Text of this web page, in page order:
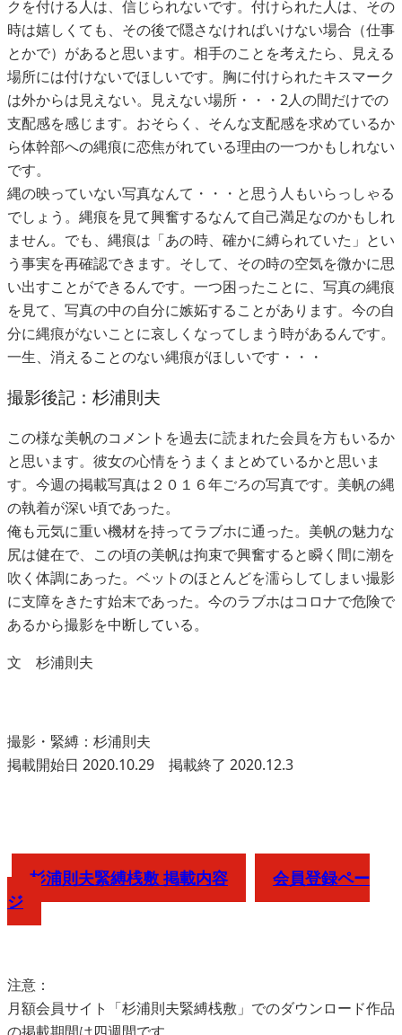
クを付ける人は、信じられないです。付けられた人は、その
時は嬉しくても、その後で隠さなければいけない場合（仕事
とかで）があると思います。相手のことを考えたら、見える
場所には付けないでほしいです。胸に付けられたキスマーク
は外からは見えない。見えない場所・・・2人の間だけでの
支配感を感じます。おそらく、そんな支配感を求めているか
ら体幹部への縄痕に恋焦がれている理由の一つかもしれない
です。
縄の映っていない写真なんて・・・と思う人もいらっしゃる
でしょう。縄痕を見て興奮するなんて自己満足なのかもしれ
ません。でも、縄痕は「あの時、確かに縛られていた」とい
う事実を再確認できます。そして、その時の空気を微かに思
い出すことができるんです。一つ困ったことに、写真の縄痕
を見て、写真の中の自分に嫉妬することがあります。今の自
分に縄痕がないことに哀しくなってしまう時があるんです。
一生、消えることのない縄痕がほしいです・・・
撮影後記：杉浦則夫
この様な美帆のコメントを過去に読まれた会員を方もいるか
と思います。彼女の心情をうまくまとめているかと思いま
す。今週の掲載写真は２０１６年ごろの写真です。美帆の縄
の執着が深い頃であった。
俺も元気に重い機材を持ってラブホに通った。美帆の魅力な
尻は健在で、この頃の美帆は拘束で興奮すると瞬く間に潮を
吹く体調にあった。ベットのほとんどを濡らしてしまい撮影
に支障をきたす始末であった。今のラブホはコロナで危険で
あるから撮影を中断している。
文 杉浦則夫
撮影・緊縛：杉浦則夫
掲載開始日 2020.10.29 掲載終了 2020.12.3
杉浦則夫緊縛桟敷 掲載内容
会員登録ペー
ジ
注意：
月額会員サイト「杉浦則夫緊縛桟敷」でのダウンロード作品